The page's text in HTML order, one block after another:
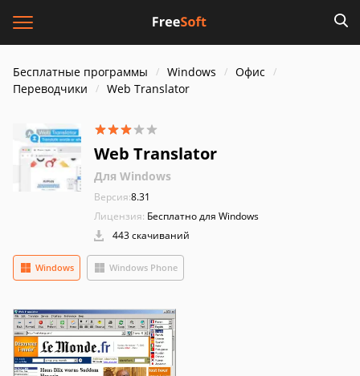
Бесплатные программы Windows
Офис
Переводчики
Web Translator
Web Translator
Для Windows
Версия:8.31
Лицензия: Бесплатно для Windows
443 скачиваний
Windows Windows Phone